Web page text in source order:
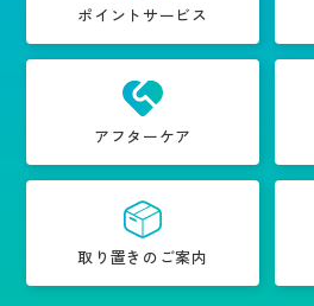
ポイントサービス
アフターケア
取り置きのご案内